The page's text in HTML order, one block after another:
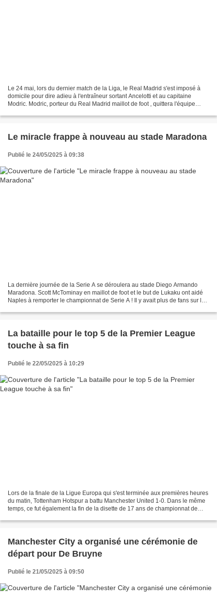
Le 24 mai, lors du dernier match de la Liga, le Real Madrid s'est imposé à
domicile pour dire adieu à l'entraîneur sortant Ancelotti et au capitaine
Modric. Modric, porteur du Real Madrid maillot de foot , quittera l'équipe
Le miracle frappe à nouveau au stade Maradona
Publié le 24/05/2025 à 09:38
La dernière journée de la Serie A se déroulera au stade Diego Armando
Maradona. Scott McTominay en maillot de foot et le but de Lukaku ont aidé
Naples à remporter le championnat de Serie A ! Il y avait plus de fans sur les
La bataille pour le top 5 de la Premier League
touche à sa fin
Publié le 22/05/2025 à 10:29
Lors de la finale de la Ligue Europa qui s'est terminée aux premières heures
du matin, Tottenham Hotspur a battu Manchester United 1-0. Dans le même
temps, ce fut également la fin de la disette de 17 ans de championnat de
Manchester City a organisé une cérémonie de
départ pour De Bruyne
Publié le 21/05/2025 à 09:50